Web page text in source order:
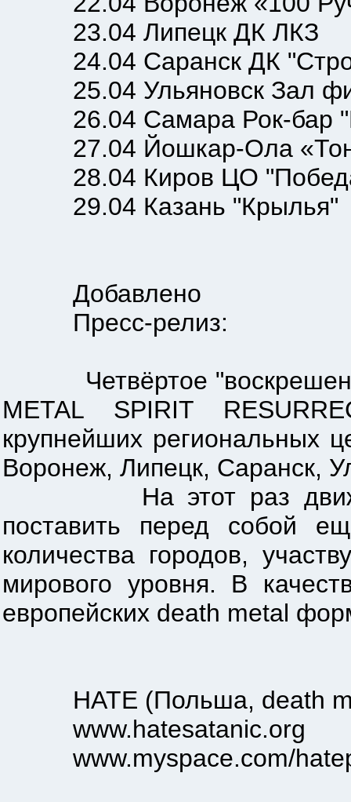
23.04 Липецк ДК ЛКЗ
24.04 Саранск ДК
25.04 Ульяновск Зал
26.04 Самара Рок-бар
27.04 Йошкар-Ола
28.04 Киров ЦО
29.04 Казань "Крылья"
Добавлено
Пресс-релиз:
Четвёртое
МЕTAL SPIRIT
крупнейших региональных
Воронеж, Липецк, Саранск,
На этот раз движение
поставить перед собой
количества городов,
мирового уровня. В
европейских death metal
HATE (Польша, death
www.hatesatanic.org
www.myspace.com/